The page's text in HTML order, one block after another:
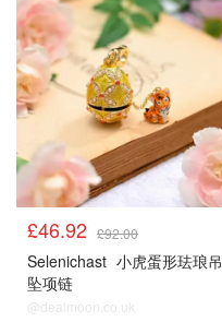
£46.92 £92.00
Selenichast 小虎蛋形珐琅吊
坠项链
@dealmoon.co.uk